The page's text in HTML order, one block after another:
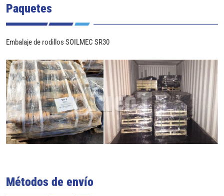
Paquetes
Embalaje de rodillos SOILMEC SR30
Métodos de envío